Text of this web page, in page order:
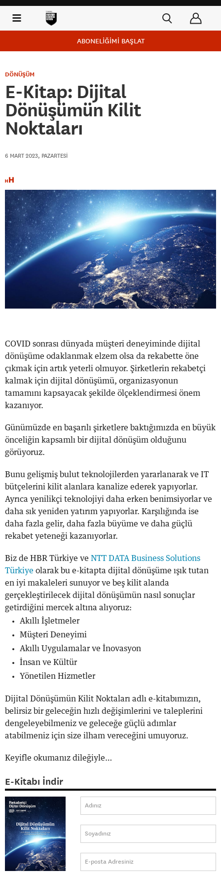
ABONELİĞİMİ BAŞLAT
DÖNÜŞÜM
E-Kitap: Dijital
Dönüşümün Kilit
Noktaları
6 MART 2023, PAZARTESI
COVID sonrası dünyada müşteri deneyiminde dijital
dönüşüme odaklanmak elzem olsa da rekabette öne
çıkmak için artık yeterli olmuyor. Şirketlerin rekabetçi
kalmak için dijital dönüşümü, organizasyonun
tamamını kapsayacak şekilde ölçeklendirmesi önem
kazanıyor.
Günümüzde en başarılı şirketlere baktığımızda en büyük
önceliğin kapsamlı bir dijital dönüşüm olduğunu
görüyoruz.
Bunu gelişmiş bulut teknolojilerden yararlanarak ve IT
bütçelerini kilit alanlara kanalize ederek yapıyorlar.
Ayrıca yenilikçi teknolojiyi daha erken benimsiyorlar ve
daha sık yeniden yatırım yapıyorlar. Karşılığında ise
daha fazla gelir, daha fazla büyüme ve daha güçlü
rekabet yeteneği kazanıyorlar.
Biz de HBR Türkiye ve NTT DATA Business Solutions
Türkiye olarak bu e-kitapta dijital dönüşüme ışık tutan
en iyi makaleleri sunuyor ve beş kilit alanda
gerçekleştirilecek dijital dönüşümün nasıl sonuçlar
getirdiğini mercek altına alıyoruz:
Akıllı İşletmeler
Müşteri Deneyimi
Akıllı Uygulamalar ve İnovasyon
İnsan ve Kültür
Yönetilen Hizmetler
Dijital Dönüşümün Kilit Noktaları adlı e-kitabımızın,
belirsiz bir geleceğin hızlı değişimlerini ve taleplerini
dengeleyebilmeniz ve geleceğe güçlü adımlar
atabilmeniz için size ilham vereceğini umuyoruz.
Keyifle okumanız dileğiyle…
E-Kitabı İndir